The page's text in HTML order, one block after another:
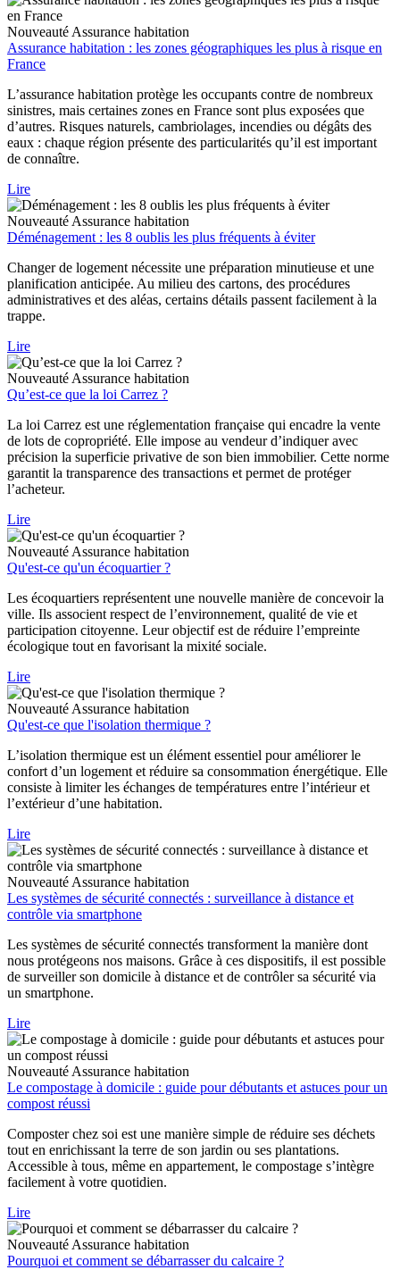
Nouveauté Assurance habitation
Assurance habitation : les zones géographiques les plus à risque en
France
L’assurance habitation protège les occupants contre de nombreux
sinistres, mais certaines zones en France sont plus exposées que
d’autres. Risques naturels, cambriolages, incendies ou dégâts des
eaux : chaque région présente des particularités qu’il est important
de connaître.
Lire
Nouveauté Assurance habitation
Déménagement : les 8 oublis les plus fréquents à éviter
Changer de logement nécessite une préparation minutieuse et une
planification anticipée. Au milieu des cartons, des procédures
administratives et des aléas, certains détails passent facilement à la
trappe.
Lire
Nouveauté Assurance habitation
Qu’est-ce que la loi Carrez ?
La loi Carrez est une réglementation française qui encadre la vente
de lots de copropriété. Elle impose au vendeur d’indiquer avec
précision la superficie privative de son bien immobilier. Cette norme
garantit la transparence des transactions et permet de protéger
l’acheteur.
Lire
Nouveauté Assurance habitation
Qu'est-ce qu'un écoquartier ?
Les écoquartiers représentent une nouvelle manière de concevoir la
ville. Ils associent respect de l’environnement, qualité de vie et
participation citoyenne. Leur objectif est de réduire l’empreinte
écologique tout en favorisant la mixité sociale.
Lire
Nouveauté Assurance habitation
Qu'est-ce que l'isolation thermique ?
L’isolation thermique est un élément essentiel pour améliorer le
confort d’un logement et réduire sa consommation énergétique. Elle
consiste à limiter les échanges de températures entre l’intérieur et
l’extérieur d’une habitation.
Lire
Nouveauté Assurance habitation
Les systèmes de sécurité connectés : surveillance à distance et
contrôle via smartphone
Les systèmes de sécurité connectés transforment la manière dont
nous protégeons nos maisons. Grâce à ces dispositifs, il est possible
de surveiller son domicile à distance et de contrôler sa sécurité via
un smartphone.
Lire
Nouveauté Assurance habitation
Le compostage à domicile : guide pour débutants et astuces pour un
compost réussi
Composter chez soi est une manière simple de réduire ses déchets
tout en enrichissant la terre de son jardin ou ses plantations.
Accessible à tous, même en appartement, le compostage s’intègre
facilement à votre quotidien.
Lire
Nouveauté Assurance habitation
Pourquoi et comment se débarrasser du calcaire ?